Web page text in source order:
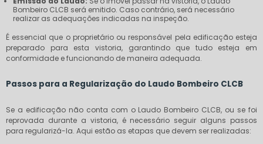
Bombeiro CLCB será emitido. Caso contrário, será necessário
realizar as adequações indicadas na inspeção.
É essencial que o proprietário ou responsável pela edificação esteja
preparado para esta vistoria, garantindo que tudo esteja em
conformidade e funcionando de maneira adequada.
Passos para a Regularização do Laudo Bombeiro CLCB
Se a edificação não conta com o Laudo Bombeiro CLCB, ou se foi
reprovada durante a vistoria, é necessário seguir alguns passos
para regularizá-la. Aqui estão as etapas que devem ser realizadas: